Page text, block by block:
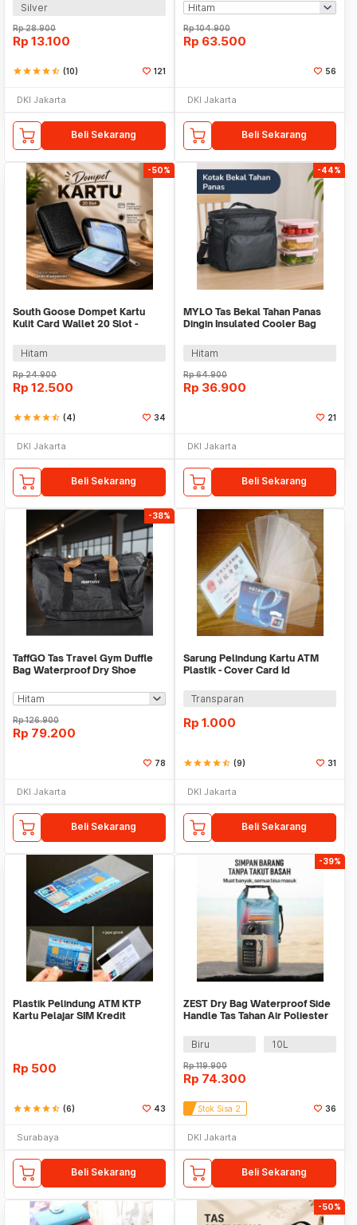
Silver
Rp28.900
Rp 13.100
starstarstarstarstar_half (10) 121
DKI Jakarta
Beli Sekarang
Rp104.900
Rp 63.500
56
DKI Jakarta
Beli Sekarang
-50%
South Goose Dompet Kartu
Kulit Card Wallet 20 Slot -
Hitam
Rp24.900
Rp 12.500
starstarstarstarstar_half (4) 34
DKI Jakarta
Beli Sekarang
-44%
MYLO Tas Bekal Tahan Panas
Dingin Insulated Cooler Bag
Hitam
Rp64.900
Rp 36.900
21
DKI Jakarta
Beli Sekarang
-38%
TaffGO Tas Travel Gym Duffle
Bag Waterproof Dry Shoe
Rp126.900
Rp 79.200
78
DKI Jakarta
Beli Sekarang
Sarung Pelindung Kartu ATM
Plastik - Cover Card Id
Transparan
Rp 1.000
starstarstarstarstar_half (9) 31
DKI Jakarta
Beli Sekarang
Plastik Pelindung ATM KTP
Kartu Pelajar SIM Kredit
Rp 500
starstarstarstarstar_half (6) 43
Surabaya
Beli Sekarang
-39%
ZEST Dry Bag Waterproof Side
Handle Tas Tahan Air Poliester
Biru
10L
Rp119.900
Rp 74.300
Stok Sisa 2 36
DKI Jakarta
Beli Sekarang
-50%